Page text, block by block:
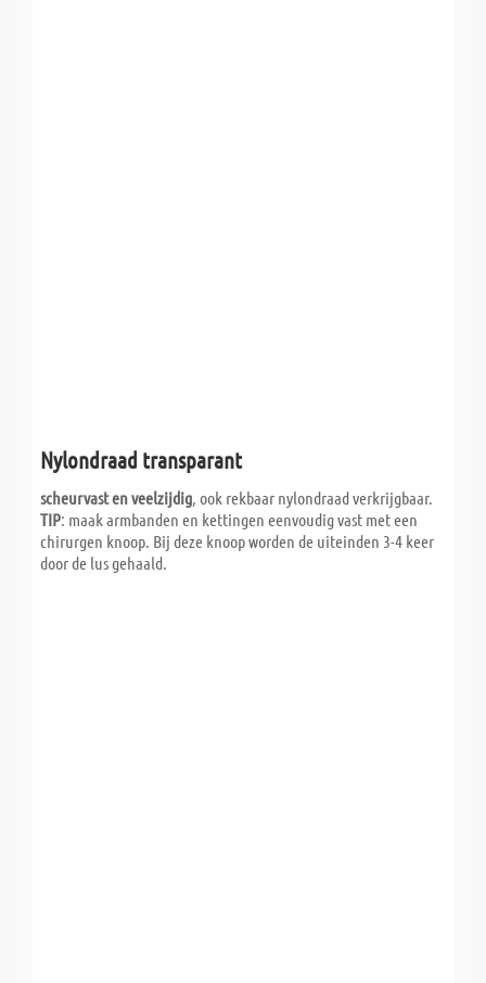
Nylondraad transparant
scheurvast en veelzijdig , ook rekbaar nylondraad verkrijgbaar.
TIP: maak armbanden en kettingen eenvoudig vast met een
chirurgen knoop. Bij deze knoop worden de uiteinden 3-4 keer
door de lus gehaald.